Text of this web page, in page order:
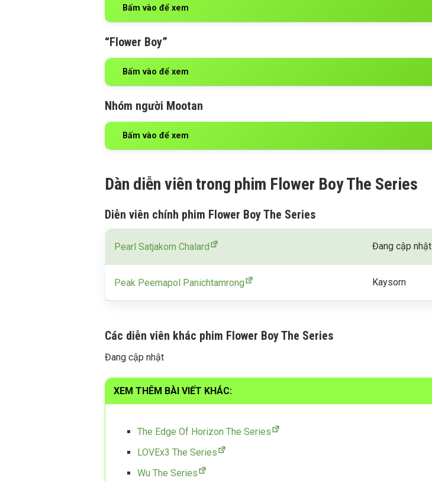
Bấm vào để xem
“Flower Boy”
Bấm vào để xem
Nhóm người Mootan
Bấm vào để xem
Dàn diễn viên trong phim Flower Boy The Series
Diễn viên chính phim Flower Boy The Series
Pearl Satjakorn Chalard Đang cập nhật
Peak Peemapol Panichtamrong Kaysorn
Các diễn viên khác phim Flower Boy The Series
Đang cập nhật
XEM THÊM BÀI VIẾT KHÁC:
The Edge Of Horizon The Series
LOVEx3 The Series
Wu The Series